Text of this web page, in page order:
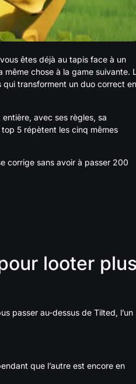
êtes déjà au tapis face à un
chose à la game suivante.
qui transforment un duo correct en
entière, avec ses règles, sa
5 répètent les cinq mêmes
corrige sans avoir à passer 200
looter plus
passer au-dessus de Tilted, l’un
que l’autre est encore en